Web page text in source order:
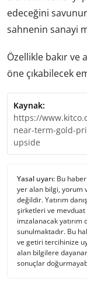
edeceğini
sahnenin sanayi
Özellikle bakır
öne çıkabilecek
Kaynak:
https://
near-term-gold-
upside
Yasal uyarı: Bu
yer alan bilgi, yorum
değildir. Yatırım
şirketleri ve mevduat
imzalanacak yatırım
sunulmaktadır. Bu
ve getiri tercihinize
alan bilgilere
sonuçlar